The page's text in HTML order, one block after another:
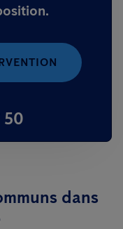
50
dans